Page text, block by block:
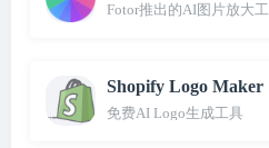
Fotor推出的AI图片放大
Shopify Logo Maker
免费AI Logo生成工具